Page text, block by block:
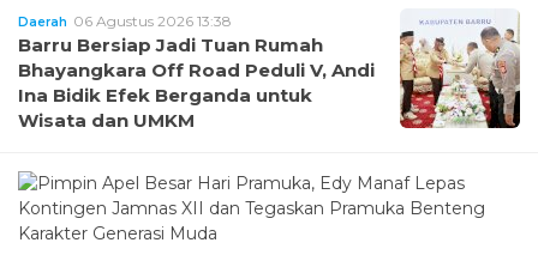
Daerah 06 Agustus 2026 13:38
Barru Bersiap Jadi Tuan Rumah
Bhayangkara Off Road Peduli V, Andi
Ina Bidik Efek Berganda untuk
Wisata dan UMKM